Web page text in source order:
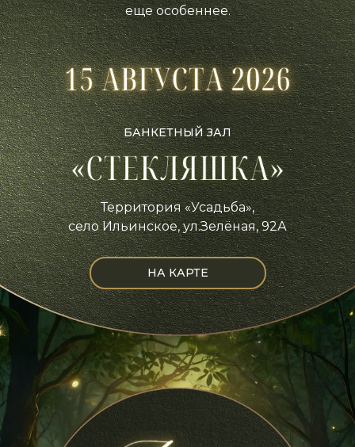
еще особеннее.
БАНКЕТНЫЙ ЗАЛ
Территория «Усадьба»,
село Ильинское, ул.Зелёная, 92А
НА КАРТЕ